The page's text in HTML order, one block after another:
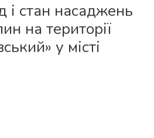
і стан насаджень
на території
у місті